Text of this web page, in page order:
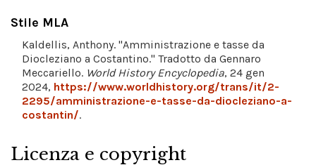
Stile MLA
Kaldellis, Anthony. "Amministrazione e tasse da
Diocleziano a Costantino." Tradotto da Gennaro
Meccariello. World History Encyclopedia, 24 gen
2024, https://www.worldhistory.org/trans/it/2-
2295/amministrazione-e-tasse-da-diocleziano-a-
costantin/.
Licenza e copyright